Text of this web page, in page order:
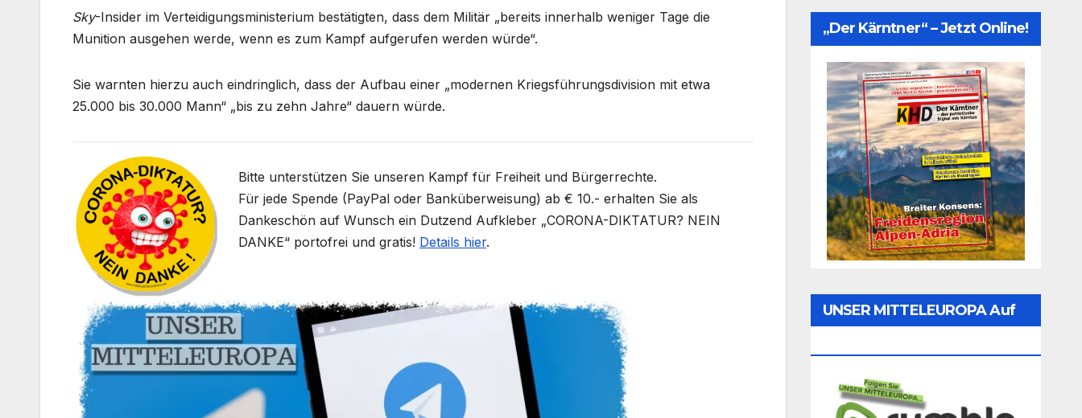
Sky-Insider im Verteidigungsministerium bestätigten, dass dem Militär „bereits innerhalb weniger Tage die
Munition ausgehen werde, wenn es zum Kampf aufgerufen werden würde“.
Sie warnten hierzu auch eindringlich, dass der Aufbau einer „modernen Kriegsführungsdivision mit etwa
25.000 bis 30.000 Mann“ „bis zu zehn Jahre“ dauern würde.
Bitte unterstützen Sie unseren Kampf für Freiheit und Bürgerrechte.
Für jede Spende (PayPal oder Banküberweisung) ab € 10.- erhalten Sie als
Dankeschön auf Wunsch ein Dutzend Aufkleber „CORONA-DIKTATUR? NEIN
DANKE“ portofrei und gratis! Details hier.
„Der Kärntner“ – Jetzt Online!
UNSER MITTELEUROPA Auf